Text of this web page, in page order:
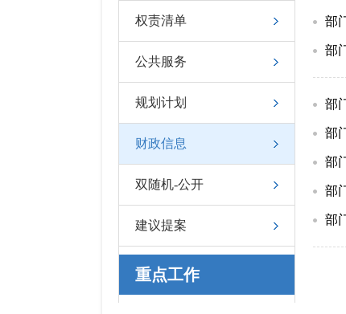
权责清单
公共服务
规划计划
财政信息
双随机-公开
建议提案
重点工作
部
部
部
部
部
部
部